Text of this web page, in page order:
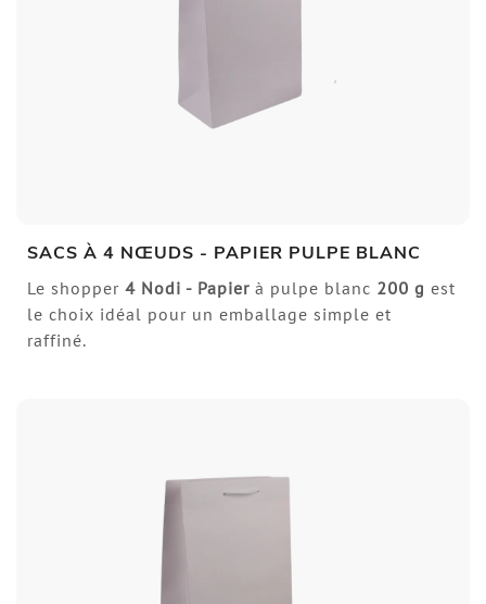
SACS À 4 NŒUDS - PAPIER PULPE BLANC
Le shopper 4 Nodi - Papier à pulpe blanc 200 g est
le choix idéal pour un emballage simple et
raffiné.